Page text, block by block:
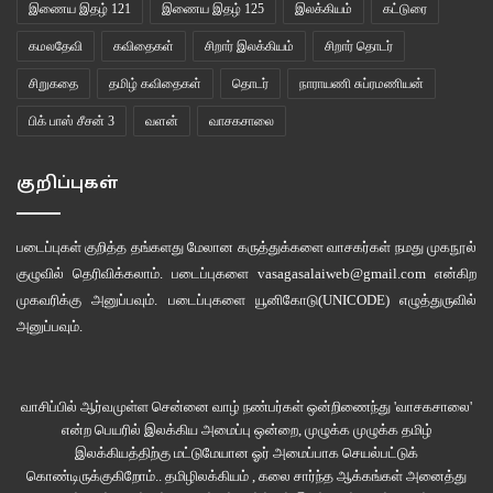
கொம்பின் மேல் காளையின் அழகைக் கூட்டி காட்டும் மாலையாக அவனைக்
இப்போது அவனின் அணைப்பு அவளுக்குத் தேவைப்பட்டது. அவளுக்கு
அவனோடு கூடும் போது நிகழ்ந்தேறிய கொண்டாட்டம் அவளை கிறுக்கு பிடித்து
ஆட்டியது. அதில் எப்படியும் தன்னை இழந்து அவனை நினைப்பதுதான் அவளின்
நிலை.
தன்னுள் அவனை இயங்க வைத்த கணம் இனி எப்போது வாய்க்கும். ‘கிறுக்கன்’
என்று முனங்கிக் கொண்டாள். கட்டிலில் இருந்து எழுந்து கொண்டாள். அவளுக்கு
தான் உனக்கு தொத்திக்கிக்சோ இந்த பயம்” என்பான். ஆம்; இந்தக் காளை
வளர்ப்பில் ஒருத்தி கணவனையும் , பிள்ளையாக வளர்த்த காளையையும்,
விபத்தில் அண்ணனையும் அவரது மனைவியையும் பறிகொடுத்தவளுக்கு எப்படி
இணைய இதழ் 121 இணைய இதழ் 125 இலக்கியம் கட்டுரை
கமலதேவி கவிதைகள் சிறார் இலக்கியம் சிறார் தொடர்
சிறுகதை தமிழ் கவிதைகள் தொடர் நாராயணி சுப்ரமணியன்
பிக் பாஸ் சீசன் 3 வளன் வாசகசாலை
குறிப்புகள்
படைப்புகள் குறித்த தங்களது மேலான கருத்துக்களை வாசகர்கள் நமது முகநூல்
குழுவில் தெரிவிக்கலாம். படைப்புகளை vasagasalaiweb@gmail.com என்கிற
முகவரிக்கு அனுப்பவும். படைப்புகளை யூனிகோடு(UNICODE)எழுத்துருவில்
அனுப்பவும்.
வாசிப்பில் ஆர்வமுள்ள சென்னை வாழ் நண்பர்கள் ஒன்றிணைந்து 'வாசகசாலை'
என்ற பெயரில் இலக்கிய அமைப்பு ஒன்றை, முழுக்க முழுக்க தமிழ்
இலக்கியத்திற்கு மட்டுமேயான ஓர் அமைப்பாக செயல்பட்டுக்
கொண்டிருக்குகிறோம்.. தமிழிலக்கியம் , கலை சார்ந்த ஆக்கங்கள் அனைத்து